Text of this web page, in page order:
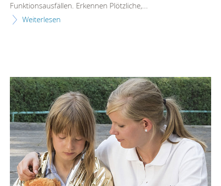
Funktionsausfällen. Erkennen Plötzliche,...
Weiterlesen